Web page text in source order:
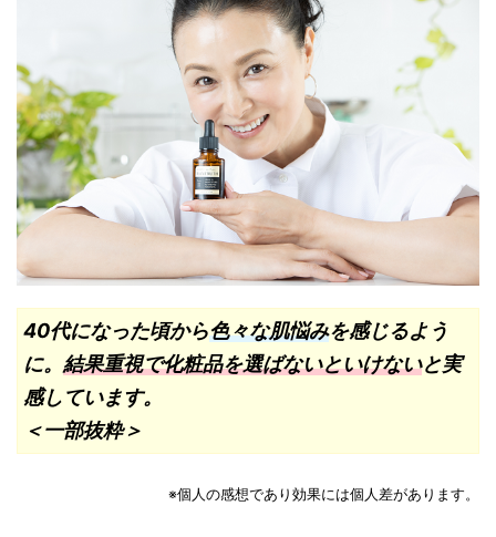
40代になった頃から色々な肌悩みを感じるよう
に。 結果重視で化粧品を選ばないといけないと実
感しています。
＜一部抜粋＞
※個人の感想であり効果には個人差があります。